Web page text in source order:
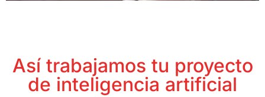
Así trabajamos tu proyecto
de inteligencia artificial